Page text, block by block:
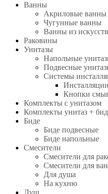
Ванны
Акриловые ванны
Чугунные ванны
Ванны из
Раковины
Унитазы
Напольные
Подвесные
Системы
Инсталляции
Кнопки
Комплекты с унитазом
Комплекты унитаз +
Биде
Биде подвесные
Биде напольные
Смесители
Смесители для
Смесители для
Для душа
На кухню
Душ